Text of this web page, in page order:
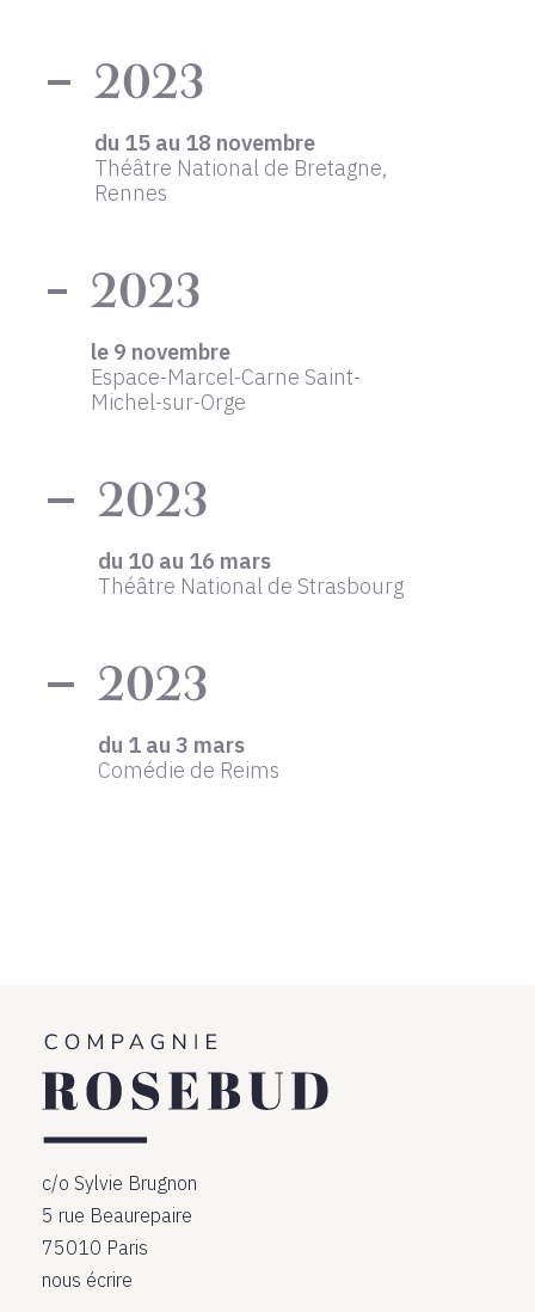
2023
du 15 au 18 novembre
Théâtre National de Bretagne,
Rennes
2023
le 9 novembre
Espace-Marcel-Carne Saint-
Michel-sur-Orge
2023
du 10 au 16 mars
Théâtre National de Strasbourg
2023
du 1 au 3 mars
Comédie de Reims
c/o Sylvie Brugnon
5 rue Beaurepaire
75010 Paris
nous écrire